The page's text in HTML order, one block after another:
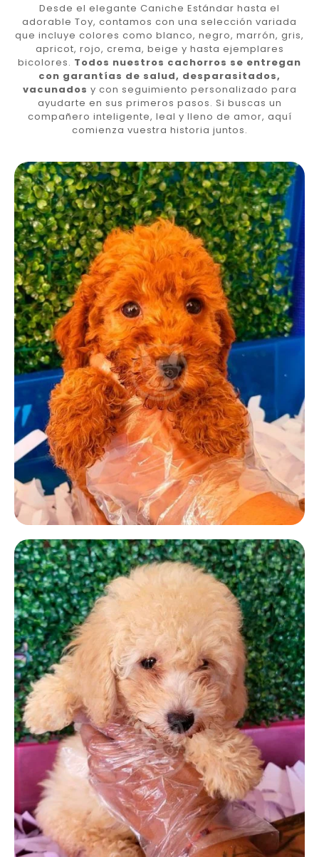
Desde el elegante Caniche Estándar hasta el
adorable Toy, contamos con una selección variada
que incluye colores como blanco, negro, marrón, gris,
apricot, rojo, crema, beige y hasta ejemplares
bicolores. Todos nuestros cachorros se entregan
con garantías de salud, desparasitados,
vacunados y con seguimiento personalizado para
ayudarte en sus primeros pasos. Si buscas un
compañero inteligente, leal y lleno de amor, aquí
comienza vuestra historia juntos.